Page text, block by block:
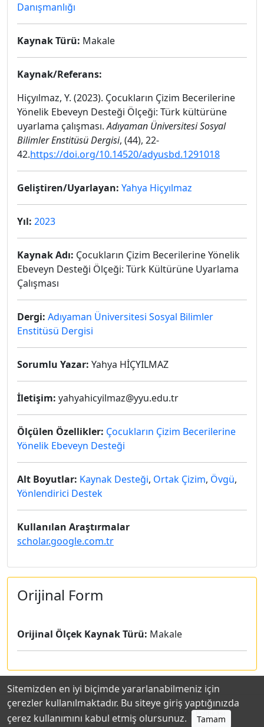
Danışmanlığı
Kaynak Türü: Makale
Kaynak/Referans:
Hiçyılmaz, Y. (2023). Çocukların Çizim Becerilerine
Yönelik Ebeveyn Desteği Ölçeği: Türk kültürüne
uyarlama çalışması.Adıyaman Üniversitesi Sosyal
Bilimler Enstitüsü Dergisi, (44), 22-
42.https://doi.org/10.14520/adyusbd.1291018
Geliştiren/Uyarlayan: Yahya Hiçyılmaz
Yıl: 2023
Kaynak Adı: Çocukların Çizim Becerilerine Yönelik
Ebeveyn Desteği Ölçeği: Türk Kültürüne Uyarlama
Çalışması
Dergi: Adıyaman Üniversitesi Sosyal Bilimler
Enstitüsü Dergisi
Sorumlu Yazar: Yahya HİÇYILMAZ
İletişim: yahyahicyilmaz@yyu.edu.tr
Ölçülen Özellikler: Çocukların Çizim Becerilerine
Yönelik Ebeveyn Desteği
Alt Boyutlar: Kaynak Desteği, Ortak Çizim, Övgü,
Yönlendirici Destek
Kullanılan Araştırmalar
scholar.google.com.tr
Orijinal Form
Orijinal Ölçek Kaynak Türü: Makale
Hakkında Katkıda Bulunanlar Gizlilik Politikası
Sitemizden en iyi biçimde yararlanabilmeniz için
çerezler kullanılmaktadır. Bu siteye giriş yaptığınızda
çerez kullanımını kabul etmiş olursunuz.
Tamam